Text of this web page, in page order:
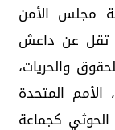
مجلس الأمن
تقل عن داعش
والحريات،
الخميس 27 أكتوبر/ تشرين أول 2022، الأمم المتحدة
كجماعة